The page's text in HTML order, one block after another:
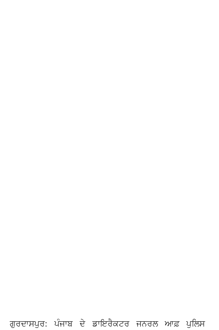
ਗੁਰਦਾਸਪੁਰ: ਪੰਜਾਬ ਦੇ ਡਾਇਰੈਕਟਰ ਜਨਰਲ ਆਫ਼ ਪੁਲਿਸ